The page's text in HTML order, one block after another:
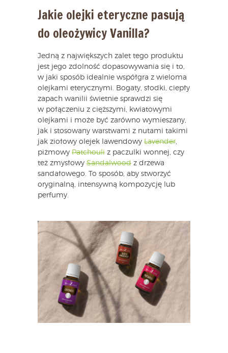
Jakie olejki eteryczne pasują
do oleożywicy Vanilla?
Jedną z największych zalet tego produktu
jest jego zdolność dopasowywania się i to,
w jaki sposób idealnie współgra z wieloma
olejkami eterycznymi. Bogaty, słodki, ciepły
zapach wanilii świetnie sprawdzi się
w połączeniu z cięższymi, kwiatowymi
olejkami i może być zarówno wymieszany,
jak i stosowany warstwami z nutami takimi
jak ziołowy olejek lawendowy Lavender,
piżmowy Patchouli z paczulki wonnej, czy
też zmysłowy Sandalwood z drzewa
sandałowego. To sposób, aby stworzyć
oryginalną, intensywną kompozycję lub
perfumy.